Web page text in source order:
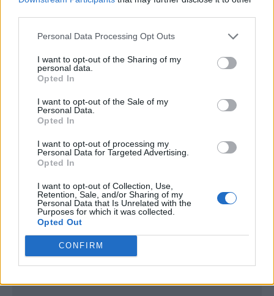
Personal Data Processing Opt Outs
I want to opt-out of the Sharing of my
personal data.
Opted In
I want to opt-out of the Sale of my
Personal Data.
Opted In
I want to opt-out of processing my
Personal Data for Targeted Advertising.
Opted In
I want to opt-out of Collection, Use,
Retention, Sale, and/or Sharing of my
Personal Data that Is Unrelated with the
Purposes for which it was collected.
Opted Out
CONFIRM
Publicidad